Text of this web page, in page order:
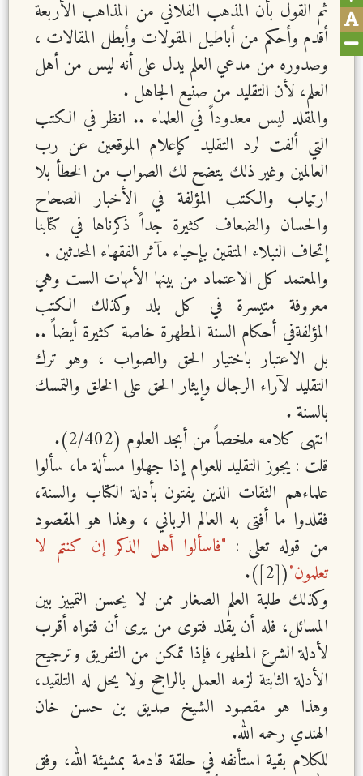
ثم القول بأن المذهب الفلاني من المذاهب الأربعة
أقدم وأحكم من أباطيل المقولات وأبطل المقالات ،
وصدوره من مدعي العلم يدل على أنه ليس من أهل
العلم، لأن التقليد من صنيع الجاهل .
والمقلد ليس معدوداً في العلماء .. انظر في الكتب
التي ألفت لرد التقليد كإعلام الموقعين عن رب
العالمين وغير ذلك يتضح لك الصواب من الخطأ بلا
ارتياب والكتب المؤلفة في الأخبار الصحاح
والحسان والضعاف كثيرة جداً ذكرناها في كتابنا
إتحاف النبلاء المتقين بإحياء مآثر الفقهاء المحدثين .
والمعتمد كل الاعتماد من بينها الأمهات الست وهي
معروفة متيسرة في كل بلد وكذلك الكتب
المؤلفةفي أحكام السنة المطهرة خاصة كثيرة أيضاً ..
بل الاعتبار باختيار الحق والصواب ، وهو ترك
التقليد لآراء الرجال وإيثار الحق على الخلق والتمسك
بالسنة .
انتهى كلامه ملخصاً من أبجد العلوم (2/402).
قلت : يجوز التقليد للعوام إذا جهلوا مسألة ما، سألوا
علماءهم الثقات الذين يفتون بأدلة الكتاب والسنة،
فقلدوا ما أفتى به العالم الرباني ، وهذا هو المقصود
من قوله تعلى : "فاسألوا أهل الذكر إن كنتم لا
تعلمون"([2]).
وكذلك طلبة العلم الصغار ممن لا يحسن التمييز بين
المسائل، فله أن يقلد فتوى من يرى أن فتواه أقرب
لأدلة الشرع المطهر، فإذا تمكن من التفريق وترجيح
الأدلة الثابتة لزمه العمل بالراجح ولا يحل له التلقيد،
وهذا هو مقصود الشيخ صديق بن حسن خان
الهندي رحمه الله.
للكلام بقية استأنفه في حلقة قادمة بمشيئة الله، وفق